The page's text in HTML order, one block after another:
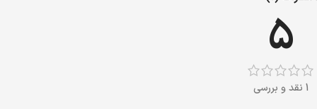
5
1 نقد و بررسی